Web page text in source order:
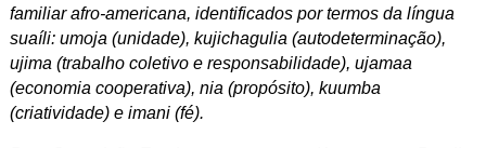
familiar afro-americana, identificados por termos da língua
suaíli: umoja (unidade), kujichagulia (autodeterminação),
ujima (trabalho coletivo e responsabilidade), ujamaa
(economia cooperativa), nia (propósito), kuumba
(criatividade) e imani (fé).